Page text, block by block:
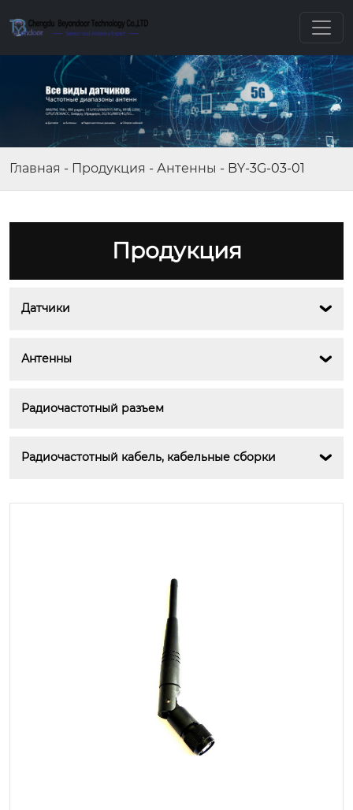
Главная - Продукция - Антенны - BY-3G-03-01
Продукция
Датчики 
Антенны 
Радиочастотный разъем
Радиочастотный кабель, кабельные сборки 